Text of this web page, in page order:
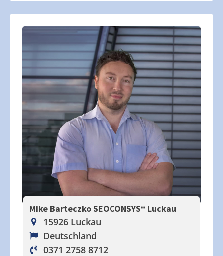
Mike Barteczko SEOCONSYS® Luckau
15926 Luckau
Deutschland
0371 2758 8712